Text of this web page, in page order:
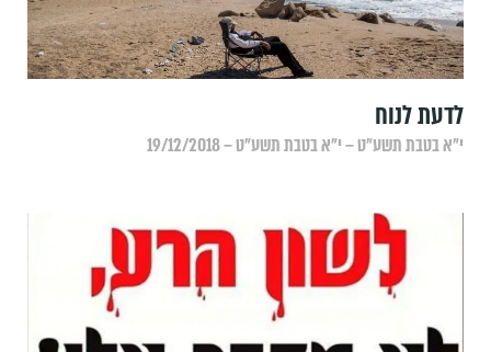
לדעת לנוח
י״א בטבת תשע״ט – י״א בטבת תשע״ט – 19/12/2018